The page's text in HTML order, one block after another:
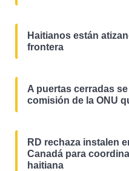
Haitianos están
frontera
A puertas cerradas
comisión de la ONU
RD rechaza instalen
Canadá para
haitiana